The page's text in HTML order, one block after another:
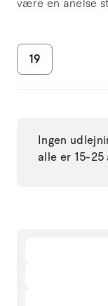
være en anelse
19
Ingen
alle er 15-25